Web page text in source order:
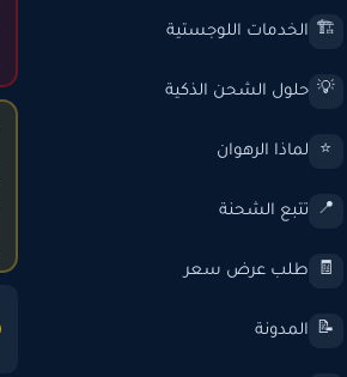
🏗️ الخدمات اللوجستية
💡 حلول الشحن الذكية
⭐ لماذا الرهوان
📍 تتبع الشحنة
🧾 طلب عرض سعر
📝 المدونة